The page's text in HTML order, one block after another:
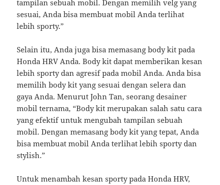
tampilan sebuah mobil. Dengan memilih velg yang
sesuai, Anda bisa membuat mobil Anda terlihat
lebih sporty.”
Selain itu, Anda juga bisa memasang body kit pada
Honda HRV Anda. Body kit dapat memberikan kesan
lebih sporty dan agresif pada mobil Anda. Anda bisa
memilih body kit yang sesuai dengan selera dan
gaya Anda. Menurut John Tan, seorang desainer
mobil ternama, “Body kit merupakan salah satu cara
yang efektif untuk mengubah tampilan sebuah
mobil. Dengan memasang body kit yang tepat, Anda
bisa membuat mobil Anda terlihat lebih sporty dan
stylish.”
Untuk menambah kesan sporty pada Honda HRV,